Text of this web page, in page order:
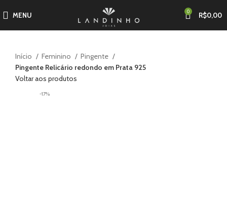
MENU 0 R$0,00
Início Feminino
Pingente
Pingente Relicário redondo em Prata 925
Voltar aos produtos
-17%